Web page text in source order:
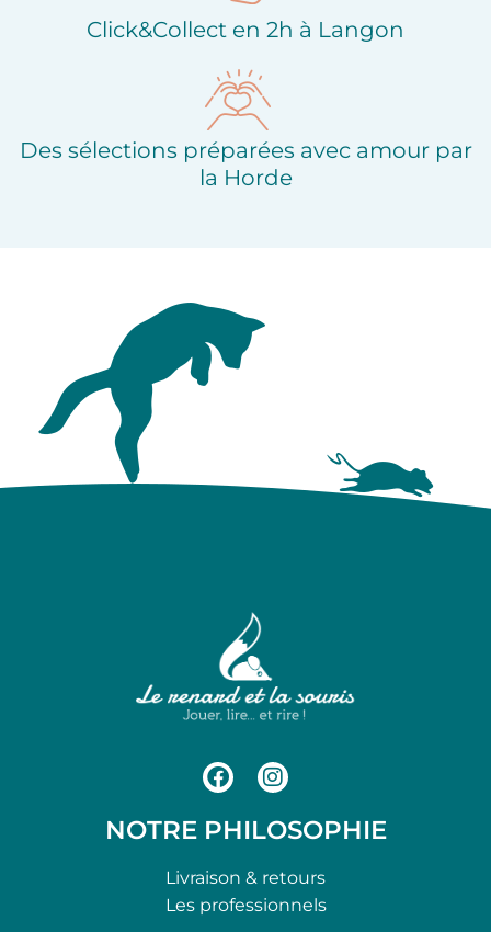
Click&Collect en 2h à Langon
Des sélections préparées avec amour par
la Horde
NOTRE PHILOSOPHIE
Livraison & retours
Les professionnels